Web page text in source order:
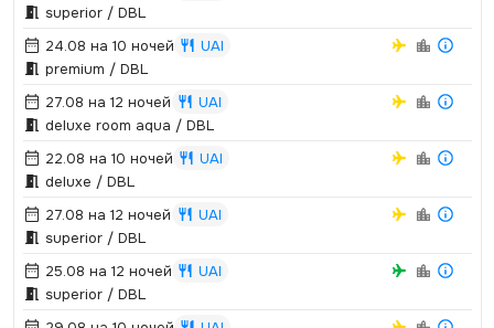
superior / DBL
24.08 на 10 ночей
UAI
premium / DBL
27.08 на 12 ночей
UAI
deluxe room aqua / DBL
22.08 на 10 ночей
UAI
deluxe / DBL
27.08 на 12 ночей
UAI
superior / DBL
25.08 на 12 ночей
UAI
superior / DBL